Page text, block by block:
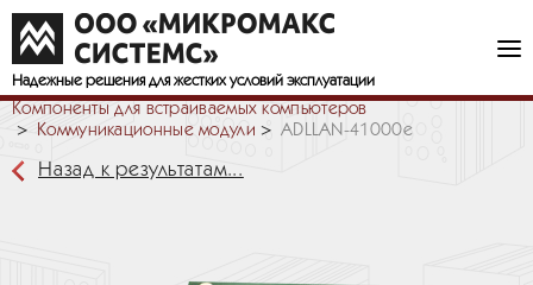
Надежные решения для жестких условий эксплуатации
Компоненты для встраиваемых компьютеров
Коммуникационные модули
ADLLAN-41000e
Назад к результатам...